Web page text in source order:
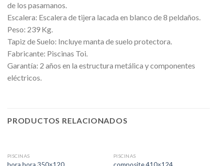
de los pasamanos.
Escalera: Escalera de tijera lacada en blanco de 8 peldaños.
Peso: 239 Kg.
Tapiz de Suelo: Incluye manta de suelo protectora.
Fabricante: Piscinas Toi.
Garantía: 2 años en la estructura metálica y componentes
eléctricos.
PRODUCTOS RELACIONADOS
PISCINAS
bora bora 350×120
SIN EXISTENCIAS
PISCINAS
composite 410×124